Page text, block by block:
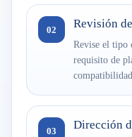
02 Revisión
Revise el tipo
requisito de
03 Dirección